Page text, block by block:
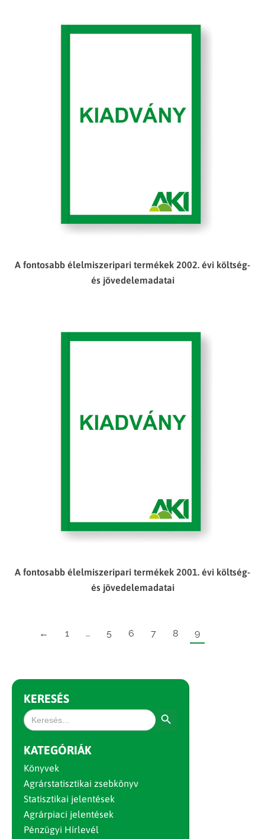
A fontosabb élelmiszeripari termékek 2002. évi költség-
és jövedelemadatai
A fontosabb élelmiszeripari termékek 2001. évi költség-
és jövedelemadatai
← 1 … 5 6 7 8 9
KERESÉS
Search
for:
KATEGÓRIÁK
Könyvek
Agrárstatisztikai zsebkönyv
Statisztikai jelentések
Agrárpiaci jelentések
Pénzügyi Hírlevél